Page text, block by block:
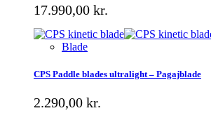
17.990,00 kr.
Blade
CPS Paddle blades ultralight – Pagajblade
2.290,00 kr.